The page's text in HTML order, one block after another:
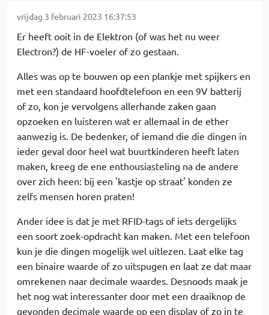
vrijdag 3 februari 2023 16:37:53
Er heeft ooit in de Elektron (of was het nu weer
Electron?) de HF-voeler of zo gestaan.
Alles was op te bouwen op een plankje met spijkers en
met een standaard hoofdtelefoon en een 9V batterij
of zo, kon je vervolgens allerhande zaken gaan
opzoeken en luisteren wat er allemaal in de ether
aanwezig is. De bedenker, of iemand die die dingen in
ieder geval door heel wat buurtkinderen heeft laten
maken, kreeg de ene enthousiasteling na de andere
over zich heen: bij een 'kastje op straat' konden ze
zelfs mensen horen praten!
Ander idee is dat je met RFID-tags of iets dergelijks
een soort zoek-opdracht kan maken. Met een telefoon
kun je die dingen mogelijk wel uitlezen. Laat elke tag
een binaire waarde of zo uitspugen en laat ze dat maar
omrekenen naar decimale waardes. Desnoods maak je
het nog wat interessanter door met een draaiknop de
gevonden decimale waarde op een display of zo in te